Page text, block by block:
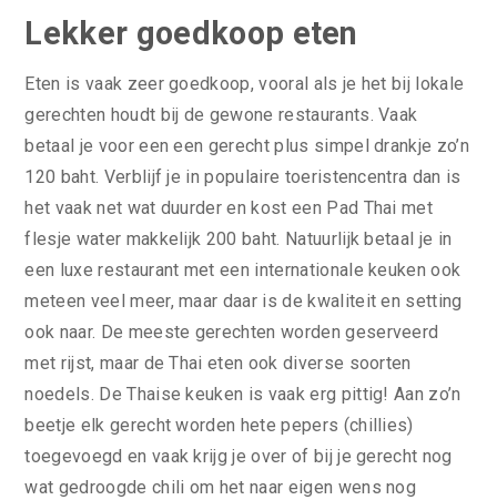
Lekker goedkoop eten
Eten is vaak zeer goedkoop, vooral als je het bij lokale
gerechten houdt bij de gewone restaurants. Vaak
betaal je voor een een gerecht plus simpel drankje zo’n
120 baht. Verblijf je in populaire toeristencentra dan is
het vaak net wat duurder en kost een Pad Thai met
flesje water makkelijk 200 baht. Natuurlijk betaal je in
een luxe restaurant met een internationale keuken ook
meteen veel meer, maar daar is de kwaliteit en setting
ook naar. De meeste gerechten worden geserveerd
met rijst, maar de Thai eten ook diverse soorten
noedels. De Thaise keuken is vaak erg pittig! Aan zo’n
beetje elk gerecht worden hete pepers (chillies)
toegevoegd en vaak krijg je over of bij je gerecht nog
wat gedroogde chili om het naar eigen wens nog